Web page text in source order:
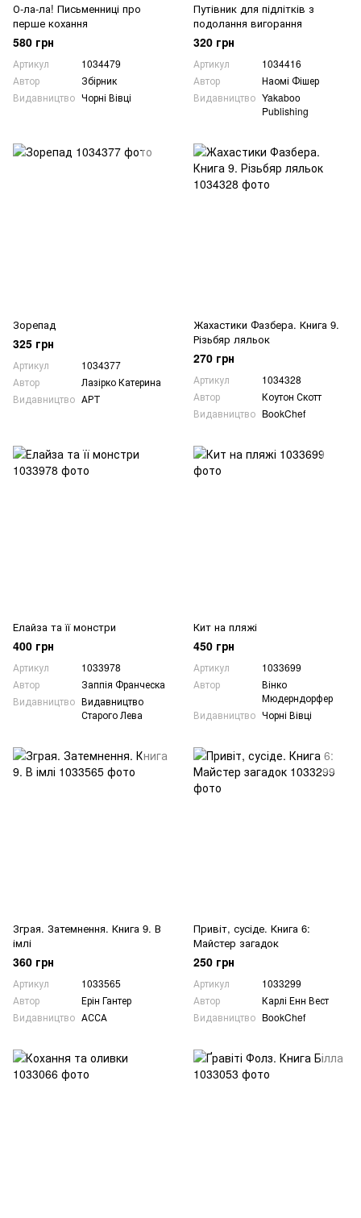
О-ла-ла! Письменниці про
перше кохання
580 грн
Артикул
1034479
Автор
Збірник
Видавництво Чорні Вівці
Путівник для підлітків з
подолання вигорання
320 грн
Артикул
1034416
Автор
Наомі Фішер
Видавництво Yakaboo
Publishing
Зорепад
325 грн
Артикул
1034377
Автор
Лазірко Катерина
Видавництво АРТ
Жахастики Фазбера. Книга 9.
Різьбяр ляльок
270 грн
Артикул
1034328
Автор
Коутон Скотт
Видавництво BookChef
Елайза та її монстри
400 грн
Артикул
1033978
Автор
Заппія Франческа
Видавництво Видавництво
Старого Лева
Кит на пляжі
450 грн
Артикул
1033699
Автор
Вінко
Мюдерндорфер
Видавництво Чорні Вівці
Зграя. Затемнення. Книга 9. В
імлі
360 грн
Артикул
1033565
Автор
Ерін Гантер
Видавництво АССА
Привіт, сусіде. Книга 6:
Майстер загадок
250 грн
Артикул
1033299
Автор
Карлі Енн Вест
Видавництво BookChef